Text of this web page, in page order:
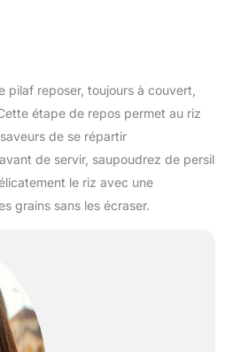
pilaf reposer, toujours à couvert,
étape de repos permet au riz
de se répartir
de servir, saupoudrez de persil
le riz avec une
grains sans les écraser.